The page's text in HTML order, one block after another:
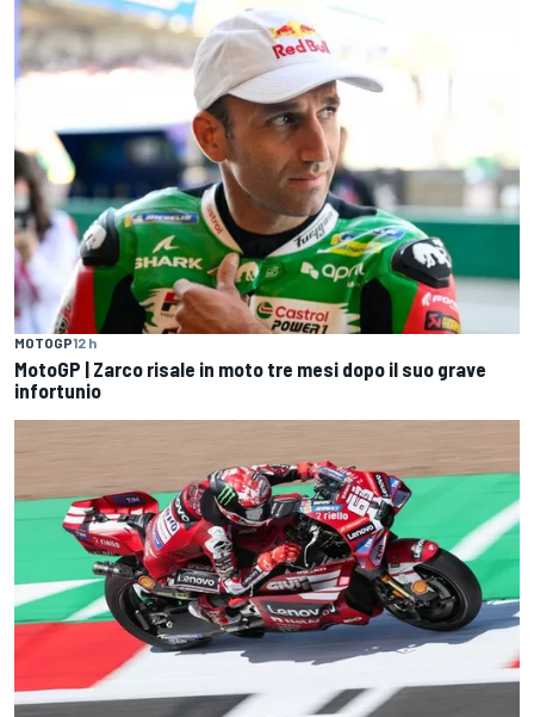
MOTOGP12 h
MotoGP | Zarco risale in moto tre mesi dopo il suo grave
infortunio